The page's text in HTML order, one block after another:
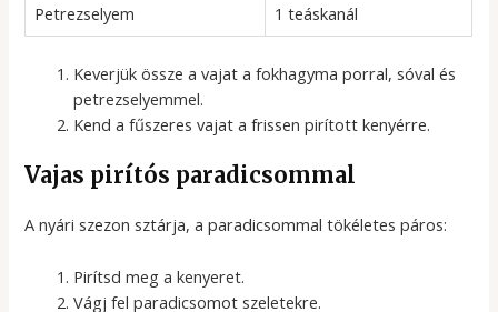
Petrezselyem
1 teáskanál
Keverjük össze a vajat a fokhagyma porral, sóval és
petrezselyemmel.
Kend a fűszeres vajat a frissen pirított kenyérre.
Vajas pirítós paradicsommal
A nyári szezon sztárja, a paradicsommal tökéletes páros:
Pirítsd meg a kenyeret.
Vágj fel paradicsomot szeletekre.